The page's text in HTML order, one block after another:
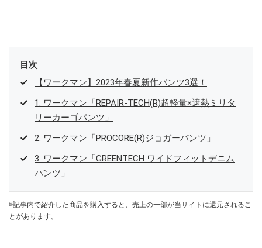
目次
【ワークマン】2023年春夏新作パンツ3選！
1. ワークマン「REPAIR-TECH(R)超軽量×遮熱ミリタ
リーカーゴパンツ」
2. ワークマン「PROCORE(R)ジョガーパンツ」
3. ワークマン「GREENTECH ワイドフィットデニム
パンツ」
※記事内で紹介した商品を購入すると、売上の一部が当サイトに還元されるこ
とがあります。